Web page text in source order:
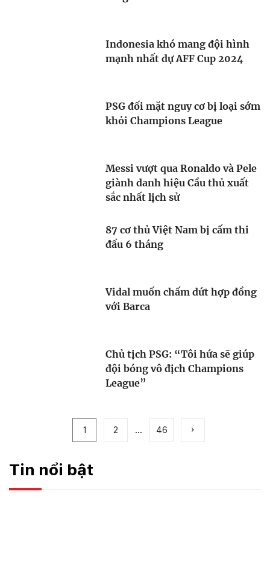
Indonesia khó mang đội hình
mạnh nhất dự AFF Cup 2024
PSG đối mặt nguy cơ bị loại sớm
khỏi Champions League
Messi vượt qua Ronaldo và Pele
giành danh hiệu Cầu thủ xuất
sắc nhất lịch sử
87 cơ thủ Việt Nam bị cấm thi
đấu 6 tháng
Vidal muốn chấm dứt hợp đồng
với Barca
Chủ tịch PSG: “Tôi hứa sẽ giúp
đội bóng vô địch Champions
League”
1 2 ... 46
Tin nổi bật